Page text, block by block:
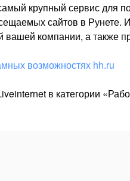
крупный сервис для
сайтов в
компании, а также
возможностях hh.ru
в категории